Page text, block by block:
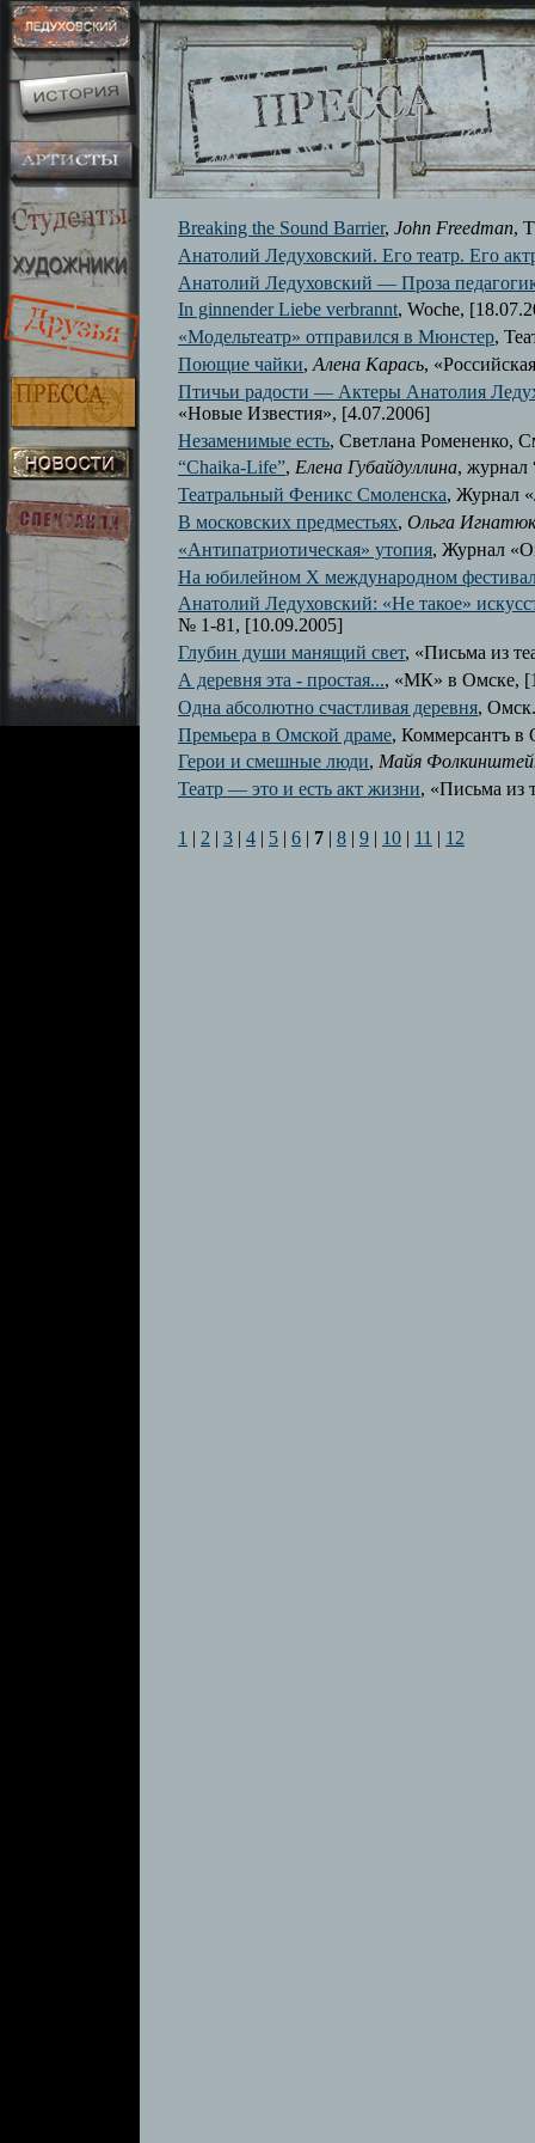
Breaking the Sound Barrier, John Freedman,
Анатолий Ледуховский. Его театр. Его
Анатолий Ледуховский — Проза
In ginnender Liebe verbrannt, Woche,
«Модельтеатр» отправился в Мюнстер,
Поющие чайки, Алена Карась,
Птичьи радости — Актеры Анатолия
«Новые Известия», [4.07.2006]
Незаменимые есть, Светлана Ромененко,
“Chaika-Life”, Елена Губайдуллина, журнал
Театральный Феникс Смоленска, Журнал
В московских предместьях, Ольга Игнатюк
«Антипатриотическая» утопия, Журнал
На юбилейном Х международном
Анатолий Ледуховский: «Не такое»
№ 1-81, [10.09.2005]
Глубин души манящий свет, «Письма из
А деревня эта - простая..., «МК» в Омске,
Одна абсолютно счастливая деревня,
Премьера в Омской драме, Коммерсантъ в
Герои и смешные люди, Майя
Театр — это и есть акт жизни, «Письма из
1 | 2 | 3 | 4 | 5 | 6 | 7 | 8 | 9 | 10 | 11 | 12